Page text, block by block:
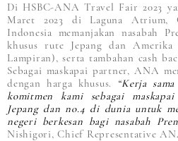
Di HSBC-ANA Travel Fair 2023
Maret 2023 di Laguna Atrium,
Indonesia memanjakan nasabah
khusus rute Jepang dan
Lampiran), serta tambahan cash
Sebagai maskapai partner, ANA
dengan harga khusus. “Kerja
komitmen kami sebagai
Jepang dan no.4 di dunia untuk
negeri berkesan bagi nasabah
Nishigori, Chief Representative